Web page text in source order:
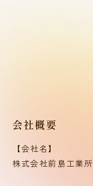
会社概要
【会社名】
株式会社前島工業所